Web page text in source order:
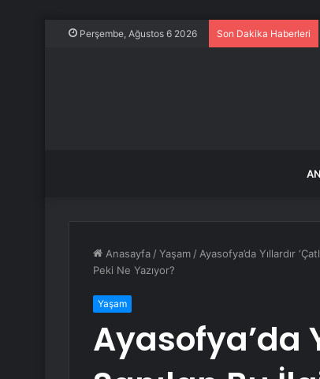
Perşembe, Ağustos 6 2026 Son Dakika Haberleri
Anasayfa /Yaşam / Ayasofya’da Yıllardır
Peki Ne Yazıyor?
Yaşam
Ayasofya’da